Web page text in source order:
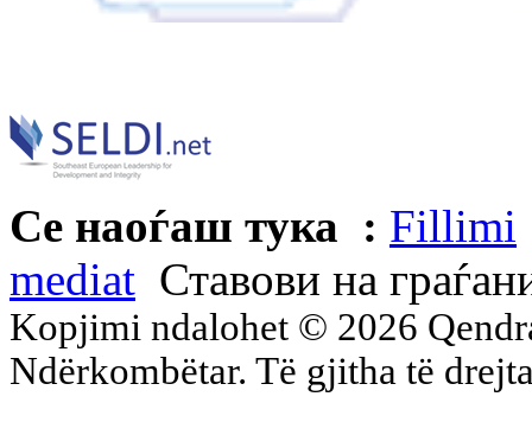
Се наоѓаш тука : Fillimi
mediat Ставови на
Kopjimi ndalohet © 2026
Ndërkombëtar. Të gjitha të